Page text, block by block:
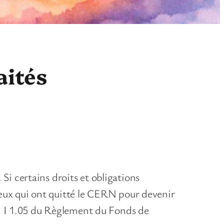
Si certains droits et obligations
qui ont quitté le CERN pour devenir
1.05 du Règlement du Fonds de